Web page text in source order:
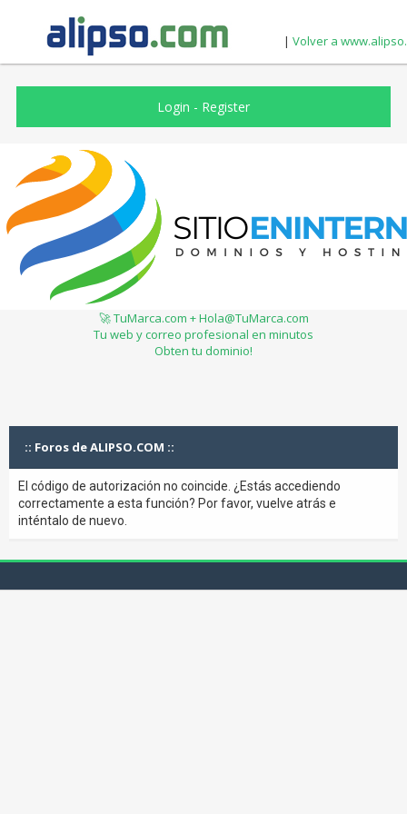
| Volver a
Login - Register
🚀 TuMarca.com + Hola@TuMarca.com
Tu web y correo profesional en minutos
Obten tu dominio!
:: Foros de ALIPSO.COM ::
El código de autorización no coincide. ¿Estás accediendo
correctamente a esta función? Por favor, vuelve atrás e
inténtalo de nuevo.